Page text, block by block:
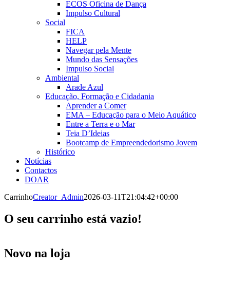
ECOS Oficina de Dança
Impulso Cultural
Social
FICA
HELP
Navegar pela Mente
Mundo das Sensações
Impulso Social
Ambiental
Arade Azul
Educação, Formação e Cidadania
Aprender a Comer
EMA – Educação para o Meio Aquático
Entre a Terra e o Mar
Teia D’Ideias
Bootcamp de Empreendedorismo Jovem
Histórico
Notícias
Contactos
DOAR
CarrinhoCreator_Admin2026-03-11T21:04:42+00:00
O seu carrinho está vazio!
Novo na loja